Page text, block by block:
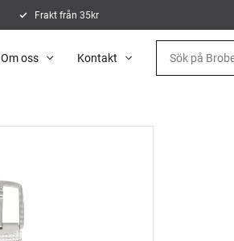
Frakt från 35kr
Om oss Kontakt